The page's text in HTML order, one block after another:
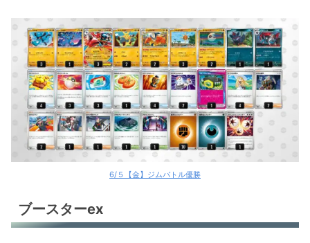
6/５【金】ジムバトル優勝
ブースターex